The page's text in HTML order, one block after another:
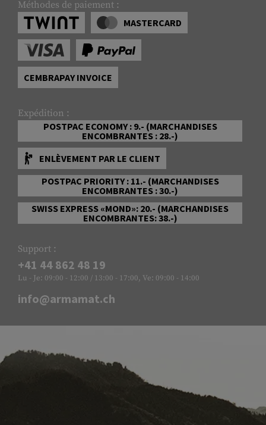
Méthodes de paiement :
MASTERCARD
CEMBRAPAY INVOICE
Expédition :
POSTPAC ECONOMY : 9.- (MARCHANDISES
ENCOMBRANTES : 28.-)
ENLÈVEMENT PAR LE CLIENT
POSTPAC PRIORITY : 11.- (MARCHANDISES
ENCOMBRANTES : 30.-)
SWISS EXPRESS «MOND»: 20.- (MARCHANDISES
ENCOMBRANTES: 38.-)
Support :
+41 44 862 48 19
Lu - Je: 09:00 - 12:00 / 13:00 - 17:00, Ve: 09:00 - 14:00
info@armamat.ch